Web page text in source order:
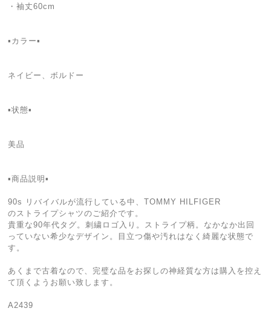
・袖丈60cm
▪️カラー▪️
ネイビー、ボルドー
▪️状態▪️
美品
▪️商品説明▪️
90s リバイバルが流行している中、TOMMY HILFIGER
のストライプシャツのご紹介です。
貴重な90年代タグ。刺繍ロゴ入り。ストライプ柄。なかなか出回
っていない希少なデザイン。目立つ傷や汚れはなく綺麗な状態で
す。
あくまで古着なので、完璧な品をお探しの神経質な方は購入を控え
て頂くようお願い致します。
A2439